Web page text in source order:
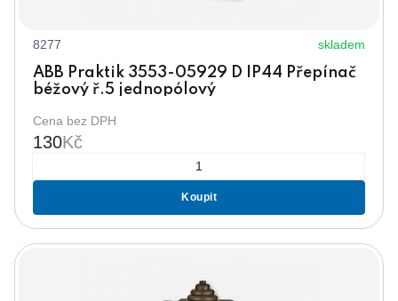
8277 skladem
ABB Praktik 3553-05929 D IP44 Přepínač
béžový ř.5 jednopólový
Cena bez DPH
130Kč
Koupit